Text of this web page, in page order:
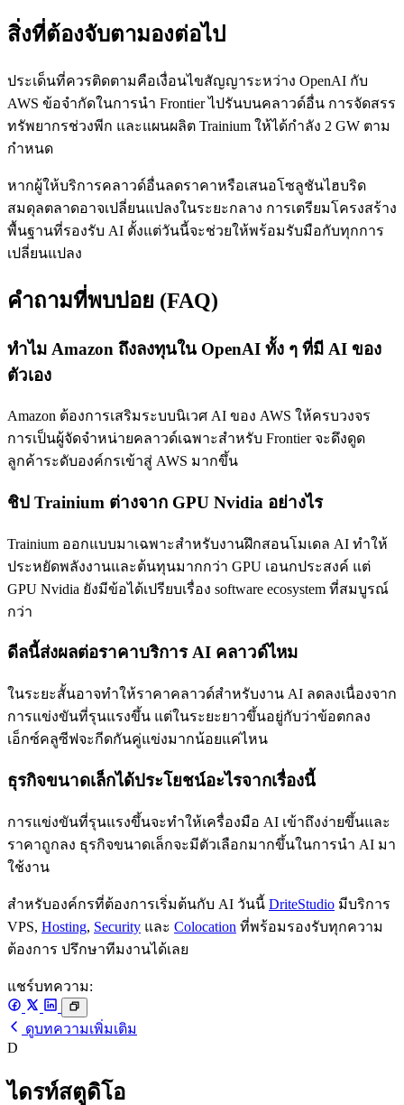
สิ่งที่ต้องจับตามองต่อไป
ประเด็นที่ควรติดตามคือเงื่อนไขสัญญาระหว่าง OpenAI กับ
AWS ข้อจำกัดในการนำ Frontier ไปรันบนคลาวด์อื่น การจัดสรร
ทรัพยากรช่วงพีก และแผนผลิต Trainium ให้ได้กำลัง 2 GW ตาม
กำหนด
หากผู้ให้บริการคลาวด์อื่นลดราคาหรือเสนอโซลูชันไฮบริด
สมดุลตลาดอาจเปลี่ยนแปลงในระยะกลาง การเตรียมโครงสร้าง
พื้นฐานที่รองรับ AI ตั้งแต่วันนี้จะช่วยให้พร้อมรับมือกับทุกการ
เปลี่ยนแปลง
คำถามที่พบบ่อย (FAQ)
ทำไม Amazon ถึงลงทุนใน OpenAI ทั้ง ๆ ที่มี AI ของ
ตัวเอง
Amazon ต้องการเสริมระบบนิเวศ AI ของ AWS ให้ครบวงจร
การเป็นผู้จัดจำหน่ายคลาวด์เฉพาะสำหรับ Frontier จะดึงดูด
ลูกค้าระดับองค์กรเข้าสู่ AWS มากขึ้น
ชิป Trainium ต่างจาก GPU Nvidia อย่างไร
Trainium ออกแบบมาเฉพาะสำหรับงานฝึกสอนโมเดล AI ทำให้
ประหยัดพลังงานและต้นทุนมากกว่า GPU เอนกประสงค์ แต่
GPU Nvidia ยังมีข้อได้เปรียบเรื่อง software ecosystem ที่สมบูรณ์
กว่า
ดีลนี้ส่งผลต่อราคาบริการ AI คลาวด์ไหม
ในระยะสั้นอาจทำให้ราคาคลาวด์สำหรับงาน AI ลดลงเนื่องจาก
การแข่งขันที่รุนแรงขึ้น แต่ในระยะยาวขึ้นอยู่กับว่าข้อตกลง
เอ็กซ์คลูซีฟจะกีดกันคู่แข่งมากน้อยแค่ไหน
ธุรกิจขนาดเล็กได้ประโยชน์อะไรจากเรื่องนี้
การแข่งขันที่รุนแรงขึ้นจะทำให้เครื่องมือ AI เข้าถึงง่ายขึ้นและ
ราคาถูกลง ธุรกิจขนาดเล็กจะมีตัวเลือกมากขึ้นในการนำ AI มา
ใช้งาน
สำหรับองค์กรที่ต้องการเริ่มต้นกับ AI วันนี้ DriteStudio มีบริการ
VPS, Hosting, Security และ Colocation ที่พร้อมรองรับทุกความ
ต้องการ ปรึกษาทีมงานได้เลย
แชร์บทความ:
ดูบทความเพิ่มเติม
D
ไดรท์สตูดิโอ